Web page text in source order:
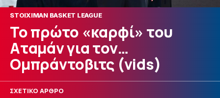
STOIXIMAN BASKET LEAGUE
To πρώτο «καρφί» του
Αταμάν για τον…
Ομπράντοβιτς (vids)
ΣΧΕΤΙΚΟ ΑΡΘΡΟ